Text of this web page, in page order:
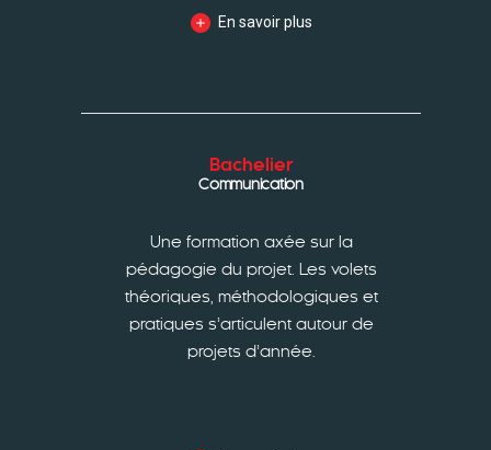
En savoir plus
Bachelier
Communication
Une formation axée sur la
pédagogie du projet. Les volets
théoriques, méthodologiques et
pratiques s’articulent autour de
projets d’année.